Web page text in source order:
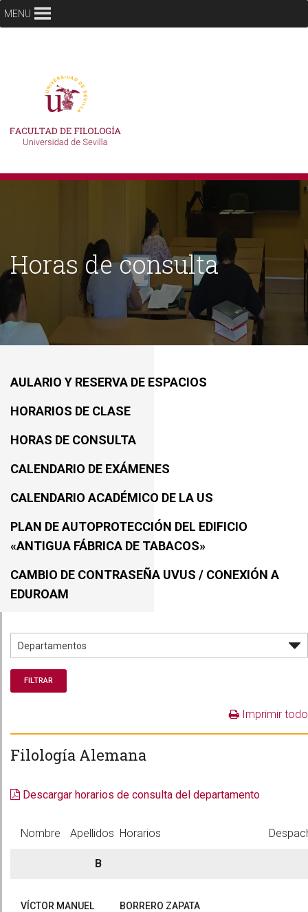
MENU
Horas de consulta
AULARIO Y RESERVA DE ESPACIOS
HORARIOS DE CLASE
HORAS DE CONSULTA
CALENDARIO DE EXÁMENES
CALENDARIO ACADÉMICO DE LA US
PLAN DE AUTOPROTECCIÓN DEL EDIFICIO
«ANTIGUA FÁBRICA DE TABACOS»
CAMBIO DE CONTRASEÑA UVUS / CONEXIÓN A
EDUROAM
Imprimir todo
Filología Alemana
Descargar horarios de consulta del departamento
Nombre Apellidos Horarios
B
VÍCTOR MANUEL BORRERO ZAPATA